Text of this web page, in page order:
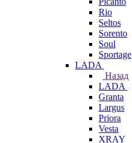
Rio
Seltos
Sorento
Soul
Sportage
LADA
Назад
LADA
Granta
Largus
Priora
Vesta
XRAY